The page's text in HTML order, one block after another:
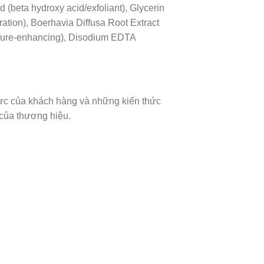
(beta hydroxy acid/exfoliant), Glycerin
Boerhavia Diffusa Root Extract
enhancing), Disodium EDTA
của khách hàng và những kiến thức
thương hiệu.